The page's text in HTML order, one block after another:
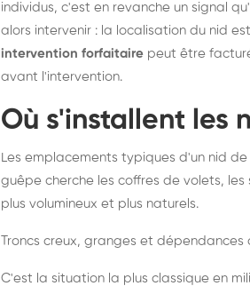
individus, c'est en revanche un signal
alors intervenir : la localisation du nid
intervention forfaitaire peut être
avant l'intervention.
Où s'installent les
Les emplacements typiques d'un nid
guêpe cherche les coffres de volets,
plus volumineux et plus naturels.
Troncs creux, granges et dépendances
C'est la situation la plus classique en